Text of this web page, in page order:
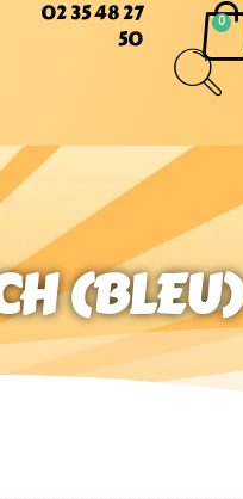
02 35 48 27
50
(BLEU)